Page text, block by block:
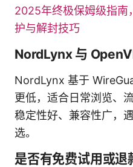
2025年终极保姆级指南
护与解封技巧
NordLynx 与
NordLynx 基于
更低，适合日常浏览、
稳定性好、兼容性广，
选。
是否有免费试用或退